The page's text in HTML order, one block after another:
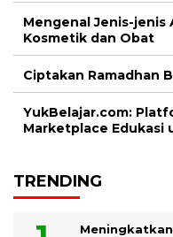
Mengenal Jenis-jenis
Kosmetik dan Obat
Ciptakan Ramadhan
YukBelajar.com:
Marketplace Edukasi
TRENDING